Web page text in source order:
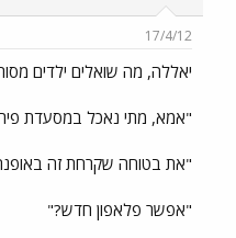
17/4/12
יאללה, מה שואלים ילדים
"אמא, מתי נאכל במסעדת
"את בטוחה שקרחת זה
"אפשר פלאפון חדש?"